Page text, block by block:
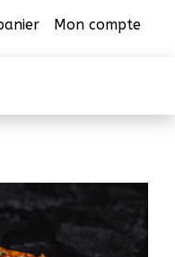
Mon compte